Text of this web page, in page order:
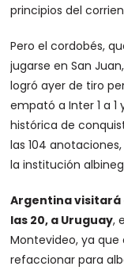
principios del
Pero el cordobés,
jugarse en San
logró ayer de tiro
empató a Inter 1 a
histórica de
las 104
la institución
Argentina visitará
las 20, a Uruguay,
Montevideo, ya
refaccionar para